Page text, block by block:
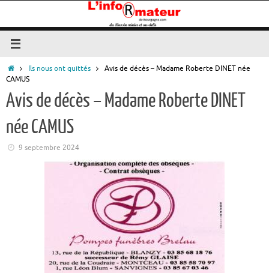
contenu
AccueilIls nous ont quittés
Avis de décès – Madame Roberte DINET née
CAMUS
Avis de décès – Madame Roberte DINET
née CAMUS
9 septembre 2024